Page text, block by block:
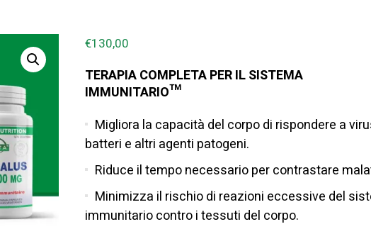
€130,00
TERAPIA COMPLETA PER IL SISTEMA
IMMUNITARIO™
Migliora la capacità del corpo di rispondere a
batteri e altri agenti patogeni.
Riduce il tempo necessario per contrastare
Minimizza il rischio di reazioni eccessive del
immunitario contro i tessuti del corpo.